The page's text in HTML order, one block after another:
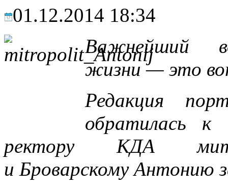
01.12.2014 18:34
Важнейший
жизни — это
Редакция
обратилась
ректору КДА
и Броварскому Антонию